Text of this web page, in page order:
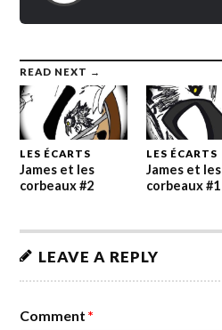
READ NEXT →
LES ÉCARTS
James et les
corbeaux #2
LES ÉCARTS
James et les
corbeaux #1
LEAVE A REPLY
Comment *